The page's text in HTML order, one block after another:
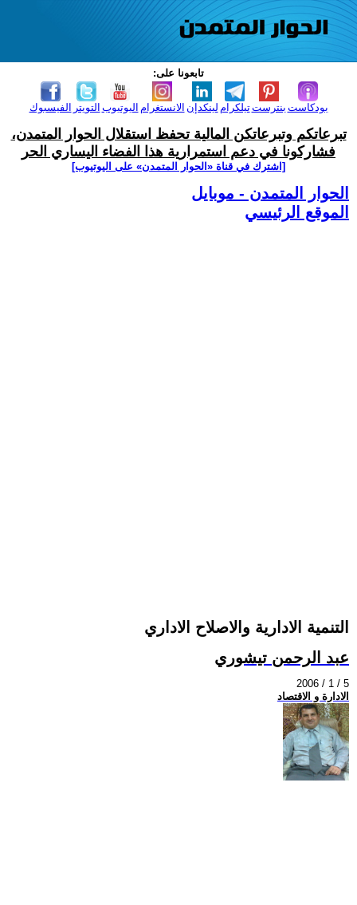
تابعونا على:
الفيسبوك التويتر اليوتيوب الانستغرام لينكدإن تيلكرامبنترست بودكاست
تبرعاتكم وتبرعاتكن المالية تحفظ استقلال الحوار المتمدن،
فشاركونا في دعم استمرارية هذا الفضاء اليساري الحر
[اشترك في قناة ‫«الحوار المتمدن» على اليوتيوب]
الحوار المتمدن - موبايل
الموقع الرئيسي
التنمية الادارية والاصلاح الاداري
عبد الرحمن تيشوري
2006 / 1 / 5
الادارة و الاقتصاد